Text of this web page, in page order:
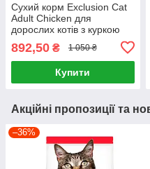
Сухий корм Exclusion Cat
Adult Chicken для
дорослих котів з куркою
892,50 ₴ 1 050 ₴
Купити
Акційні пропозиції та
–36%